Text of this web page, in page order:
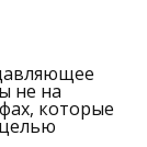
не на
которые